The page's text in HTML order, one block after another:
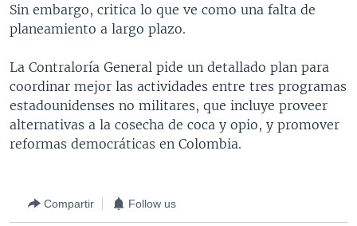
PANORAMA
ESTADOS UNIDOS AL DÍA
FORO [RADIO]
DEPORTIVO INTERNACIONAL
NOTA ECONÓMICA
Learning English
Idiomas
Sin embargo, critica lo que ve como una falta de
planeamiento a largo plazo.
La Contraloría General pide un detallado plan para
coordinar mejor las actividades entre tres programas
estadounidenses no militares, que incluye proveer
alternativas a la cosecha de coca y opio, y promover
reformas democráticas en Colombia.
Compartir Follow us